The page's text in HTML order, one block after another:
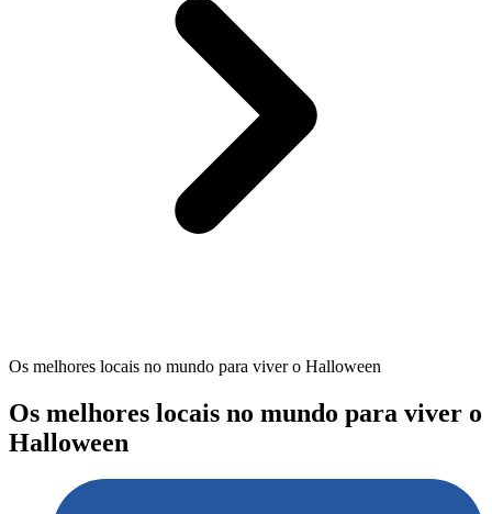
Os melhores locais no mundo para viver o Halloween
Os melhores locais no mundo para viver o
Halloween